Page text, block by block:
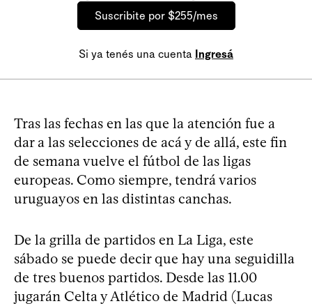
Suscribite por $255/mes
Si ya tenés una cuenta Ingresá
Tras las fechas en las que la atención fue a
dar a las selecciones de acá y de allá, este fin
de semana vuelve el fútbol de las ligas
europeas. Como siempre, tendrá varios
uruguayos en las distintas canchas.
De la grilla de partidos en La Liga, este
sábado se puede decir que hay una seguidilla
de tres buenos partidos. Desde las 11.00
jugarán Celta y Atlético de Madrid (Lucas